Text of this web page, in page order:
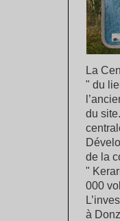
La
" du
du
de la
"
000
à